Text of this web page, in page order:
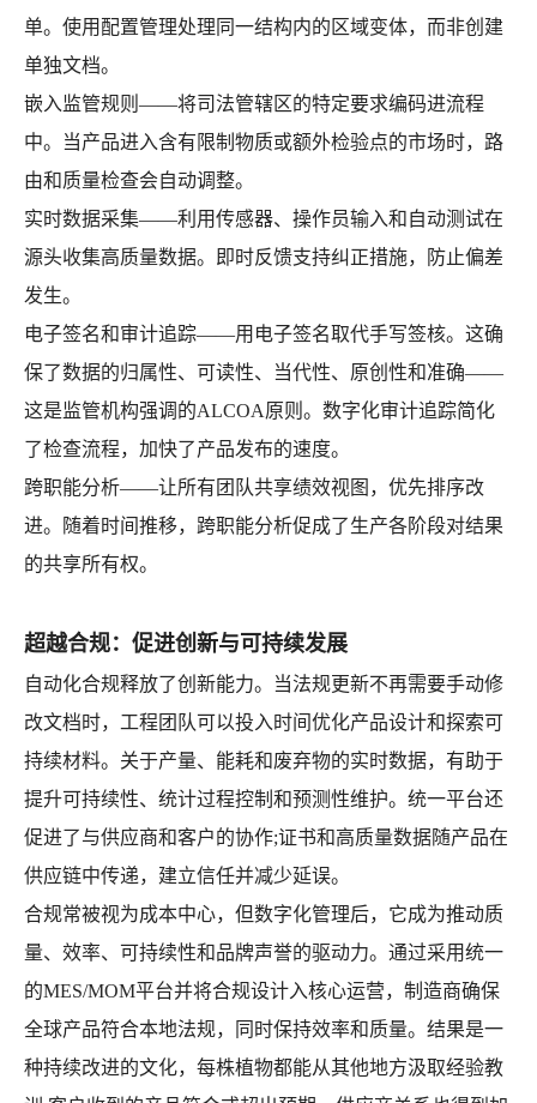
单。使用配置管理处理同一结构内的区域变体，而非创建
单独文档。
嵌入监管规则——将司法管辖区的特定要求编码进流程
中。当产品进入含有限制物质或额外检验点的市场时，路
由和质量检查会自动调整。
实时数据采集——利用传感器、操作员输入和自动测试在
源头收集高质量数据。即时反馈支持纠正措施，防止偏差
发生。
电子签名和审计追踪——用电子签名取代手写签核。这确
保了数据的归属性、可读性、当代性、原创性和准确——
这是监管机构强调的ALCOA原则。数字化审计追踪简化
了检查流程，加快了产品发布的速度。
跨职能分析——让所有团队共享绩效视图，优先排序改
进。随着时间推移，跨职能分析促成了生产各阶段对结果
的共享所有权。
超越合规：促进创新与可持续发展
自动化合规释放了创新能力。当法规更新不再需要手动修
改文档时，工程团队可以投入时间优化产品设计和探索可
持续材料。关于产量、能耗和废弃物的实时数据，有助于
提升可持续性、统计过程控制和预测性维护。统一平台还
促进了与供应商和客户的协作;证书和高质量数据随产品在
供应链中传递，建立信任并减少延误。
合规常被视为成本中心，但数字化管理后，它成为推动质
量、效率、可持续性和品牌声誉的驱动力。通过采用统一
的MES/MOM平台并将合规设计入核心运营，制造商确保
全球产品符合本地法规，同时保持效率和质量。结果是一
种持续改进的文化，每株植物都能从其他地方汲取经验教